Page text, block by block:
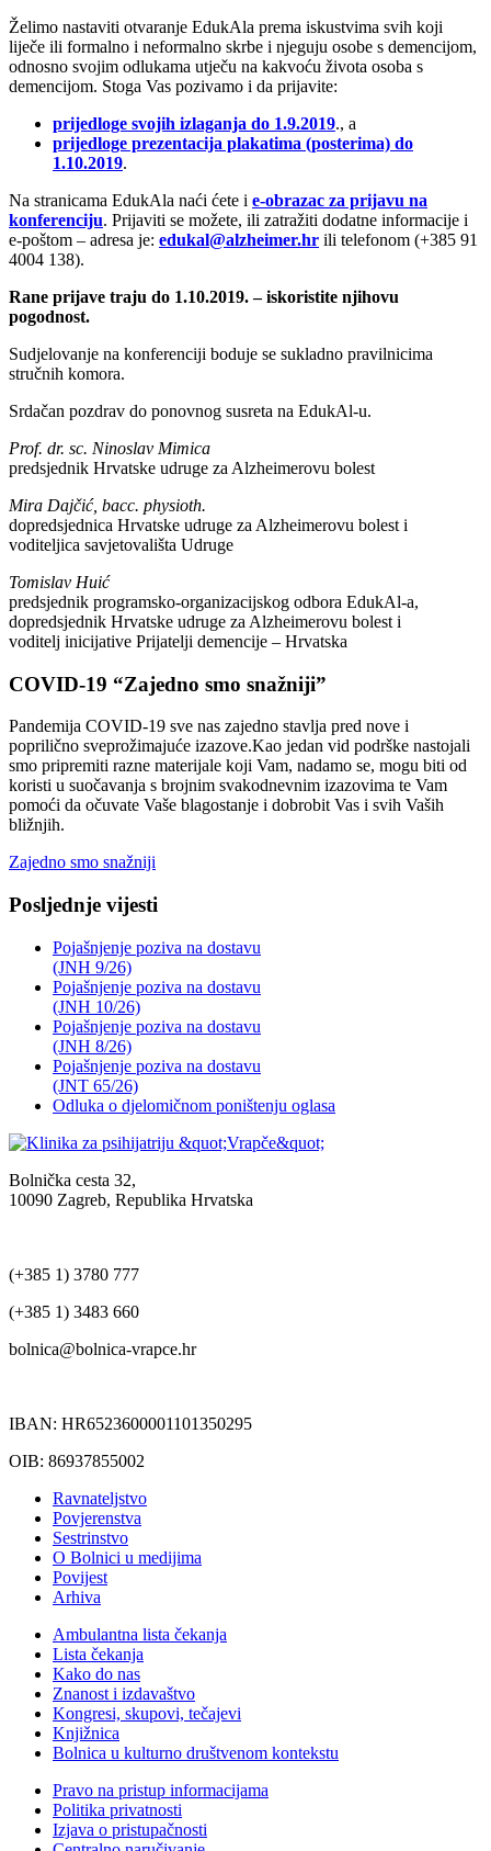
Želimo nastaviti otvaranje EdukAla prema iskustvima svih koji
liječe ili formalno i neformalno skrbe i njeguju osobe s demencijom,
odnosno svojim odlukama utječu na kakvoću života osoba s
demencijom. Stoga Vas pozivamo i da prijavite:
prijedloge svojih izlaganja do 1.9.2019., a
prijedloge prezentacija plakatima (posterima) do
1.10.2019.
Na stranicama EdukAla naći ćete i e-obrazac za prijavu na
konferenciju. Prijaviti se možete, ili zatražiti dodatne informacije i
e-poštom – adresa je: edukal@alzheimer.hr ili telefonom (+385 91
4004 138).
Rane prijave traju do 1.10.2019. – iskoristite njihovu
pogodnost.
Sudjelovanje na konferenciji boduje se sukladno pravilnicima
stručnih komora.
Srdačan pozdrav do ponovnog susreta na EdukAl-u.
Prof. dr. sc. Ninoslav Mimica
predsjednik Hrvatske udruge za Alzheimerovu bolest
Mira Dajčić, bacc. physioth.
dopredsjednica Hrvatske udruge za Alzheimerovu bolest i
voditeljica savjetovališta Udruge
Tomislav Huić
predsjednik programsko-organizacijskog odbora EdukAl-a,
dopredsjednik Hrvatske udruge za Alzheimerovu bolest i
voditelj inicijative Prijatelji demencije – Hrvatska
COVID-19 “Zajedno smo snažniji”
Pandemija COVID-19 sve nas zajedno stavlja pred nove i
poprilično sveprožimajuće izazove.Kao jedan vid podrške nastojali
smo pripremiti razne materijale koji Vam, nadamo se, mogu biti od
koristi u suočavanja s brojnim svakodnevnim izazovima te Vam
pomoći da očuvate Vaše blagostanje i dobrobit Vas i svih Vaših
bližnjih.
Zajedno smo snažniji
Posljednje vijesti
Pojašnjenje poziva na dostavu
(JNH 9/26)
Pojašnjenje poziva na dostavu
(JNH 10/26)
Pojašnjenje poziva na dostavu
(JNH 8/26)
Pojašnjenje poziva na dostavu
(JNT 65/26)
Odluka o djelomičnom poništenju oglasa
Bolnička cesta 32,
10090 Zagreb, Republika Hrvatska
(+385 1) 3780 777
(+385 1) 3483 660
bolnica@bolnica-vrapce.hr
IBAN: HR6523600001101350295
OIB: 86937855002
Ravnateljstvo
Povjerenstva
Sestrinstvo
O Bolnici u medijima
Povijest
Arhiva
Ambulantna lista čekanja
Lista čekanja
Kako do nas
Znanost i izdavaštvo
Kongresi, skupovi, tečajevi
Knjižnica
Bolnica u kulturno društvenom kontekstu
Pravo na pristup informacijama
Politika privatnosti
Izjava o pristupačnosti